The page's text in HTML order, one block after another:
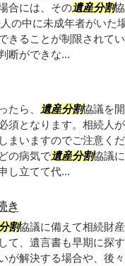
合には、その遺産分割
の中に未成年者がいた
きることが制限されて
断ができな...
たら、 遺産分割協議を開
須となります。相続人
まいますのでご注意く
の病気で遺産分割協議
し立てて代...
き
割協議に備えて相続財
て、遺言書も早期に探
が解決する場合や、後